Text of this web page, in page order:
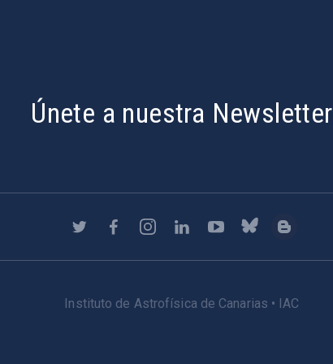
Únete a nuestra Newsletter
Instituto de Astrofísica de Canarias • IAC